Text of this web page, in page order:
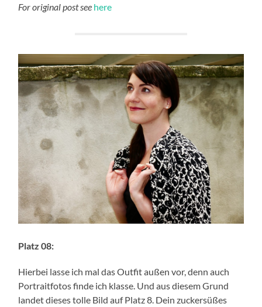
For original post see here
Platz 08:
Hierbei lasse ich mal das Outfit außen vor, denn auch
Portraitfotos finde ich klasse. Und aus diesem Grund
landet dieses tolle Bild auf Platz 8. Dein zuckersüßes